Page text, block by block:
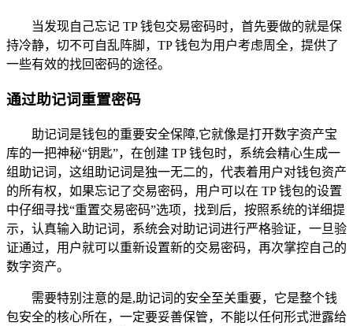
当发现自己忘记 TP 钱包交易密码时，首先要做的就是保
持冷静，切不可自乱阵脚，TP 钱包为用户考虑周全，提供了
一些有效的找回密码的途径。
通过助记词重置密码
助记词是钱包的重要安全保障,它就像是打开数字资产宝
库的一把神秘“钥匙”，在创建 TP 钱包时，系统会精心生成一
组助记词，这组助记词是独一无二的，代表着用户对钱包资产
的所有权，如果忘记了交易密码，用户可以在 TP 钱包的设置
中仔细寻找“重置交易密码”选项，找到后，按照系统的详细提
示，认真输入助记词，系统会对助记词进行严格验证，一旦验
证通过，用户就可以重新设置新的交易密码，再次掌控自己的
数字资产。
需要特别注意的是,助记词的安全至关重要，它是整个钱
包安全的核心所在，一定要妥善保管，不能以任何形式泄露给